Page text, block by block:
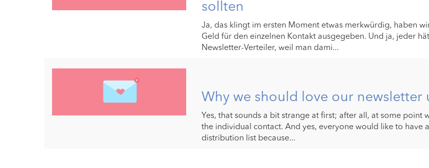
sollten
Ja, das klingt im ersten Moment etwas merkwürdig, haben
Geld für den einzelnen Kontakt ausgegeben. Und ja, jeder
Newsletter-Verteiler, weil man dami...
Why we should love our newsletter
Yes, that sounds a bit strange at first; after all, at some point
the individual contact. And yes, everyone would like to have
distribution list because...